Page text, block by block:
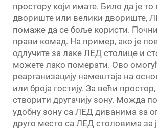
простору који имате. Било да је
двориште или велики двориште,
помаже да се боље користи.
прави комад. На пример, ако је
одлучите за лаке ЛЕД столице и
можете лако померати. Ово
реарганизацију намештаја на
или броја гостију. За већи
створити другачију зону. Можда
удобну зону са ЛЕД диванима за
друго место са ЛЕД столовима за